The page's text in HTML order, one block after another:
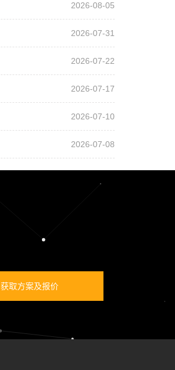
2026-08-05
2026-07-31
2026-07-22
2026-07-17
2026-07-10
2026-07-08
获取方案及报价